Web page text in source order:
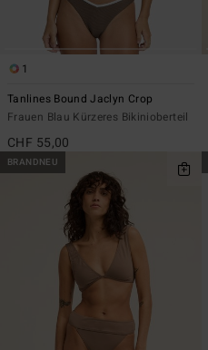
1
Tanlines Bound Jaclyn Crop
Frauen Blau Kürzeres Bikinioberteil
CHF 55,00
BRANDNEU